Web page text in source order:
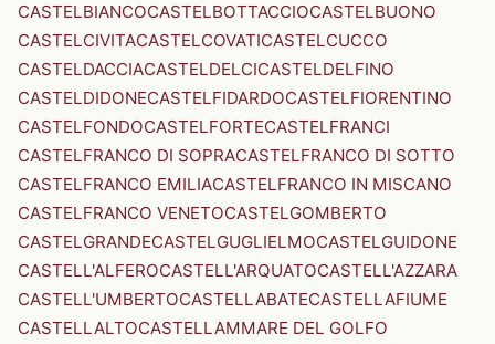
CASTELBIANCOCASTELBOTTACCIOCASTELBUONO
CASTELCIVITACASTELCOVATICASTELCUCCO
CASTELDACCIACASTELDELCICASTELDELFINO
CASTELDIDONECASTELFIDARDOCASTELFIORENTINO
CASTELFONDOCASTELFORTECASTELFRANCI
CASTELFRANCO DI SOPRACASTELFRANCO DI SOTTO
CASTELFRANCO EMILIACASTELFRANCO IN MISCANO
CASTELFRANCO VENETOCASTELGOMBERTO
CASTELGRANDECASTELGUGLIELMOCASTELGUIDONE
CASTELL'ALFEROCASTELL'ARQUATOCASTELL'AZZARA
CASTELL'UMBERTOCASTELLABATECASTELLAFIUME
CASTELLALTOCASTELLAMMARE DEL GOLFO